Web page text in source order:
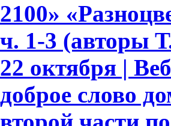
2100»
ч. 1-3 (авторы
22 октября |
доброе слово